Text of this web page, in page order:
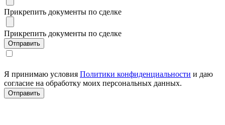
Прикрепить документы по сделке
Прикрепить документы по сделке
Я принимаю условия Политики конфиденциальности и даю
согласие на обработку моих персональных данных.